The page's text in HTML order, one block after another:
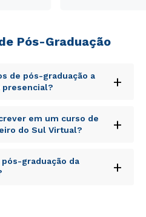
Pós-Graduação
de pós-graduação a
presencial?
+
iste natus error sit
laudantium,
ipsa quae ab illo inventore
voluptatem quia
odit aut fugit, sed quia
em um curso de
do Sul Virtual?
+
iste natus error sit
laudantium,
graduação da
+